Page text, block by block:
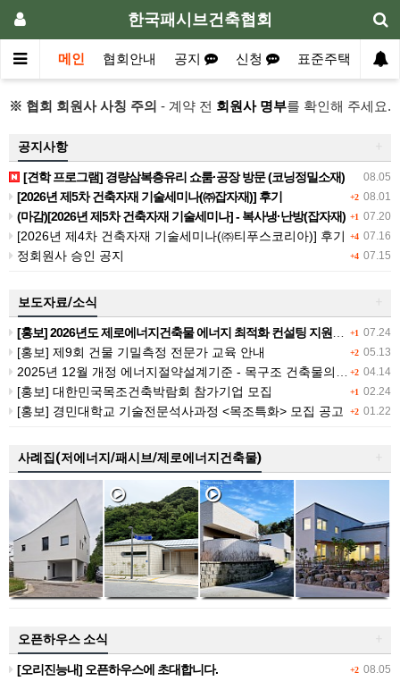
한국패시브건축협회
메인 협회안내 공지 신청 표준주택
※ 협회 회원사 사칭 주의 - 계약 전 회원사 명부를 확인해 주세요.
공지사항
08.05
[견학 프로그램] 경량삼복층유리 쇼룸·공장 방문 (코닝정밀소재)
+2 08.01
[2026년 제5차 건축자재 기술세미나(㈜잡자재)] 후기
+1 07.20
(마감)[2026년 제5차 건축자재 기술세미나] - 복사냉·난방(잡자재)
+4 07.16
[2026년 제4차 건축자재 기술세미나(㈜티푸스코리아)] 후기
+4 07.15
정회원사 승인 공지
보도자료/소식
+1 07.24
[홍보] 2026년도 제로에너지건축물 에너지 최적화 컨설팅 지원사업 공고
+2 05.13
[홍보] 제9회 건물 기밀측정 전문가 교육 안내
+2 04.14
2025년 12월 개정 에너지절약설계기준 - 목구조 건축물의 열관류율 계산
+1 02.24
[홍보] 대한민국목조건축박람회 참가기업 모집
+2 01.22
[홍보] 경민대학교 기술전문석사과정 <목조특화> 모집 공고
사례집(저에너지/패시브/제로에너지건축물)
오픈하우스 소식
+2 08.05
[오리진능내] 오픈하우스에 초대합니다.